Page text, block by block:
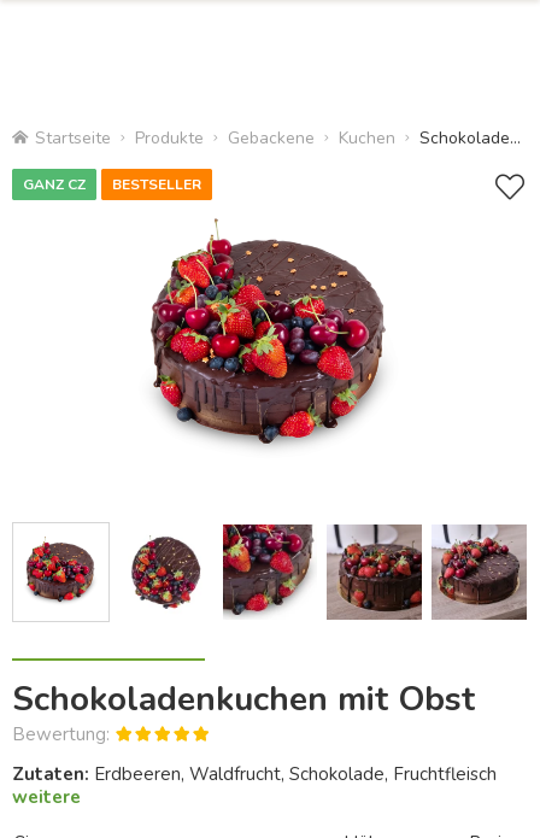
Startseite Produkte Gebackene Kuchen Schokoladenkuchen mit Obst
GANZ CZ BESTSELLER
Schokoladenkuchen mit Obst
Bewertung:
Zutaten: Erdbeeren, Waldfrucht, Schokolade, Fruchtfleisch
weitere